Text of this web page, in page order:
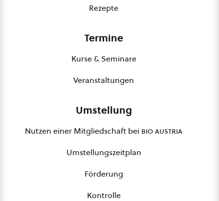
Rezepte
Termine
Kurse & Seminare
Veranstaltungen
Umstellung
Nutzen einer Mitgliedschaft bei bio austria
Umstellungszeitplan
Förderung
Kontrolle